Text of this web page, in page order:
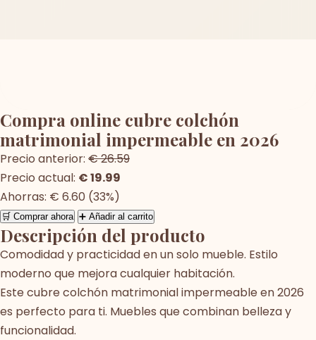
Compra online cubre colchón
matrimonial impermeable en 2026
Precio anterior: € 26.59
Precio actual: € 19.99
Ahorras: € 6.60 (33%)
🛒 Comprar ahora ➕ Añadir al carrito
Descripción del producto
Comodidad y practicidad en un solo mueble. Estilo
moderno que mejora cualquier habitación.
Este cubre colchón matrimonial impermeable en 2026
es perfecto para ti. Muebles que combinan belleza y
funcionalidad.